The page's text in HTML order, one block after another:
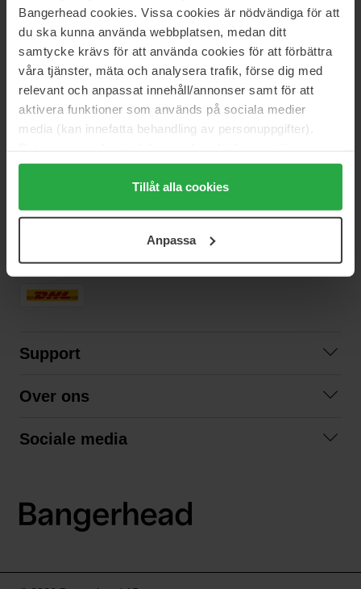
Bangerhead cookies. Vissa cookies är nödvändiga för att
du ska kunna använda webbplatsen, medan ditt
samtycke krävs för att använda cookies för att förbättra
våra tjänster, mäta och analysera trafik, förse dig med
relevant och anpassat innehåll/annonser samt för att
aktivera funktioner som används på sociala medier
media (kan innefatta behandling av personuppgifter).
Genom att trycka på "Tillåt alla cookies" accepterar du
alla cookies, medan du under "Detaljer" kan anpassa
användningen av cookies. Du kan när som helst återkalla
samt vår Integritetspolicy.
Tillåt alla cookies
Anpassa
NIEUWSBRIEF
WEES ALS EERSTE OP DE HOOGTE
Wil je het beste beauty-nieuws direct in je inbox ontvangen?
aanbiedingen!
SNELLE LEVERING
Support
Algemene voorwaarden
Over ons
Sociale media
LinkedIn